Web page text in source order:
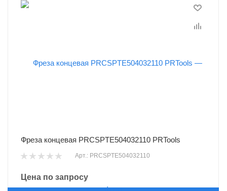
Фреза концевая PRCSPTE504032110 PRTools
Арт.: PRCSPTE504032110
Цена по запросу